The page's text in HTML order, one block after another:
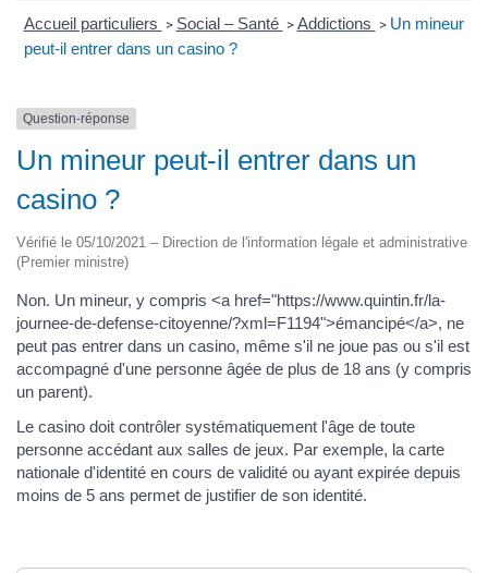
Accueil particuliers > Social – Santé > Addictions > Un mineur
peut-il entrer dans un casino ?
Question-réponse
Un mineur peut-il entrer dans un
casino ?
Vérifié le 05/10/2021 – Direction de l'information légale et administrative
(Premier ministre)
Non. Un mineur, y compris <a href="https://www.quintin.fr/la-
journee-de-defense-citoyenne/?xml=F1194">émancipé</a>, ne
peut pas entrer dans un casino, même s'il ne joue pas ou s'il est
accompagné d'une personne âgée de plus de 18 ans (y compris
un parent).
Le casino doit contrôler systématiquement l'âge de toute
personne accédant aux salles de jeux. Par exemple, la carte
nationale d'identité en cours de validité ou ayant expirée depuis
moins de 5 ans permet de justifier de son identité.